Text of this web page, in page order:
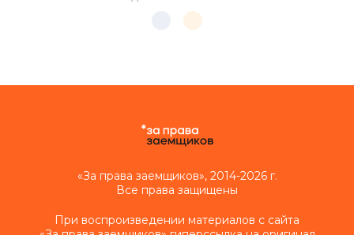
«За права заемщиков», 2014-2026 г.
Все права защищены
При воспроизведении материалов с сайта